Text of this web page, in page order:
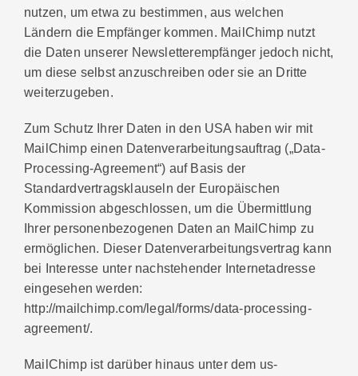
nutzen, um etwa zu bestimmen, aus welchen
Ländern die Empfänger kommen. MailChimp nutzt
die Daten unserer Newsletterempfänger jedoch nicht,
um diese selbst anzuschreiben oder sie an Dritte
weiterzugeben.
Zum Schutz Ihrer Daten in den USA haben wir mit
MailChimp einen Datenverarbeitungsauftrag („Data-
Processing-Agreement“) auf Basis der
Standardvertragsklauseln der Europäischen
Kommission abgeschlossen, um die Übermittlung
Ihrer personenbezogenen Daten an MailChimp zu
ermöglichen. Dieser Datenverarbeitungsvertrag kann
bei Interesse unter nachstehender Internetadresse
eingesehen werden:
http://mailchimp.com/legal/forms/data-processing-
agreement/.
MailChimp ist darüber hinaus unter dem us-